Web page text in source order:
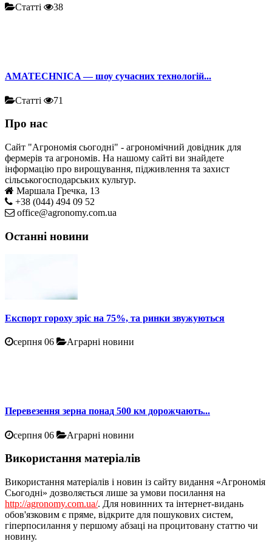
Статті 38
AMATECHNICA — шоу сучасних технологій...
Статті 71
Про нас
Сайт "Агрономія сьогодні" - агрономічний довідник для
фермерів та агрономів. На нашому сайті ви знайдете
інформацію про вирощування, підживлення та захист
сільськогосподарських культур.
Маршала Гречка, 13
+38 (044) 494 09 52
office@agronomy.com.ua
Останні новини
Експорт гороху зріс на 75%, та ринки звужуються
серпня 06 Аграрні новини
Перевезення зерна понад 500 км дорожчають...
серпня 06 Аграрні новини
Використання матеріалів
Використання матеріалів і новин із сайту видання «Агрономія
Сьогодні» дозволяється лише за умови посилання на
http://agronomy.com.ua/. Для новинних та інтернет-видань
обов'язковим є пряме, відкрите для пошукових систем,
гіперпосилання у першому абзаці на процитовану статтю чи
новину.